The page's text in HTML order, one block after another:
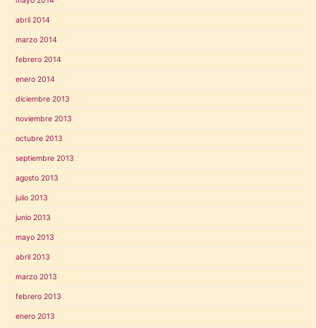
abril 2014
marzo 2014
febrero 2014
enero 2014
diciembre 2013
noviembre 2013
octubre 2013
septiembre 2013
agosto 2013
julio 2013
junio 2013
mayo 2013
abril 2013
marzo 2013
febrero 2013
enero 2013